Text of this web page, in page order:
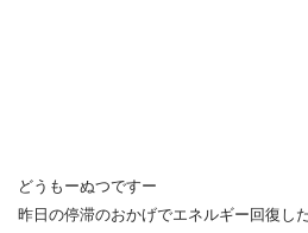
どうもーぬつですー
昨日の停滞のおかげでエネルギー回復した